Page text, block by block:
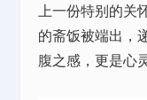
上一份特别的关
的斋饭被端出，
腹之感，更是心